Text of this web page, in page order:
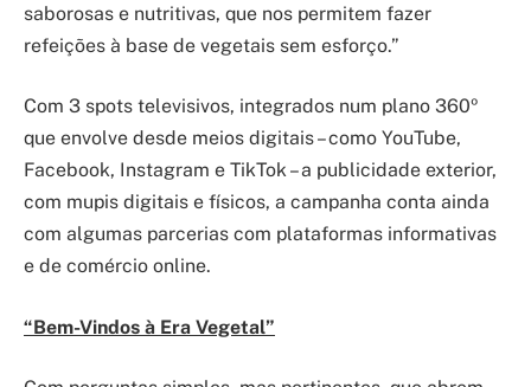
saborosas e nutritivas, que nos permitem fazer
refeições à base de vegetais sem esforço.”
Com 3 spots televisivos, integrados num plano 360º
que envolve desde meios digitais – como YouTube,
Facebook, Instagram e TikTok – a publicidade exterior,
com mupis digitais e físicos, a campanha conta ainda
com algumas parcerias com plataformas informativas
e de comércio online.
“Bem-Vindos à Era Vegetal”